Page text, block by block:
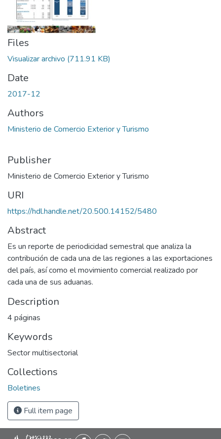
Files
Visualizar archivo (711.91 KB)
Date
2017-12
Authors
Ministerio de Comercio Exterior y Turismo
Publisher
Ministerio de Comercio Exterior y Turismo
URI
https://hdl.handle.net/20.500.14152/5480
Abstract
Es un reporte de periodicidad semestral que analiza la
contribución de cada una de las regiones a las exportaciones
del país, así como el movimiento comercial realizado por
cada una de sus aduanas.
Description
4 páginas
Keywords
Sector multisectorial
Collections
Boletines
Full item page